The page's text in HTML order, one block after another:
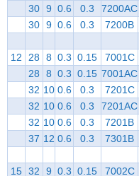
30 9 0.6 0.3 7200AC
30 9 0.6 0.3 7200B
12 28 8 0.3 0.15 7001C
28
8 0.3 0.15 7001AC
32 10 0.6 0.3 7201C
32 10 0.6 0.3 7201AC
32 10 0.6 0.3 7201B
37 12 0.6 0.3 7301B
15 32 9 0.3 0.15 7002C